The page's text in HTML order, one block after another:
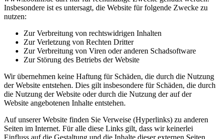
Insbesondere ist es untersagt, die Website für folgende Zwecke zu
nutzen:
Zur Verbreitung von rechtswidrigen Inhalten
Zur Verletzung von Rechten Dritter
Zur Verbreitung von Viren oder anderen Schadsoftware
Zur Störung des Betriebs der Website
Wir übernehmen keine Haftung für Schäden, die durch die Nutzung
der Website entstehen. Dies gilt insbesondere für Schäden, die durch
die Nutzung der Website oder durch die Nutzung der auf der
Website angebotenen Inhalte entstehen.
Auf unserer Website finden Sie Verweise (Hyperlinks) zu anderen
Seiten im Internet. Für alle diese Links gilt, dass wir keinerlei
Einfluss auf die Gestaltung und die Inhalte dieser externen Seiten